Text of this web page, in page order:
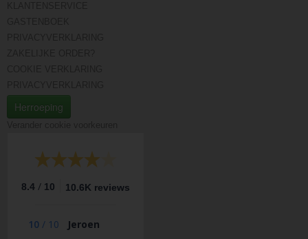
Herroeping
8.4 / 10 10.6K reviews
10 / 10
Jeroen